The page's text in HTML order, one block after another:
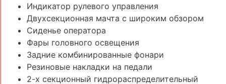
Индикатор рулевого управления
Двухсекционная мачта с широким обзором
Сиденье оператора
Фары головного освещения
Задние комбинированные фонари
Резиновые накладки на педали
2-х секционный гидрораспределительный